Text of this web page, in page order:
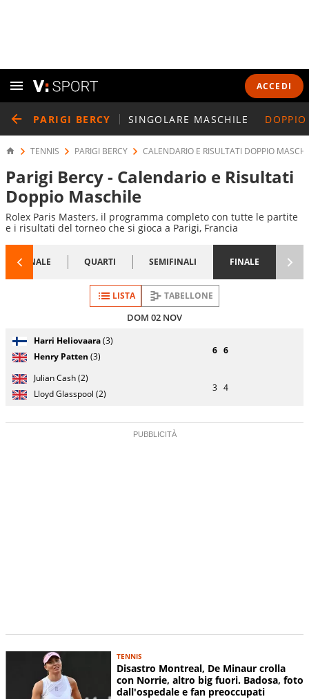
ACCEDI
PARIGI BERCY SINGOLARE MASCHILE
TENNIS PARIGI BERCY CALENDARIO E RISULTATI DOPPIO
Parigi Bercy - Calendario e Risultati
Doppio Maschile
Rolex Paris Masters, il programma completo con tutte le partite
e i risultati del torneo che si gioca a Parigi, Francia
1/8 FINALE QUARTI SEMIFINALI FINALE
LISTA TABELLONE
DOM 02 NOV
Nazionalità
Giocatore
(posizione
testa di
Stato
Harri Heliovaara(3)
6 6
Henry Patten (3)
Julian Cash (2)
3 4
Lloyd Glasspool (2)
TENNIS
Disastro Montreal, De Minaur crolla
con Norrie, altro big fuori. Badosa, foto
dall'ospedale e fan preoccupati